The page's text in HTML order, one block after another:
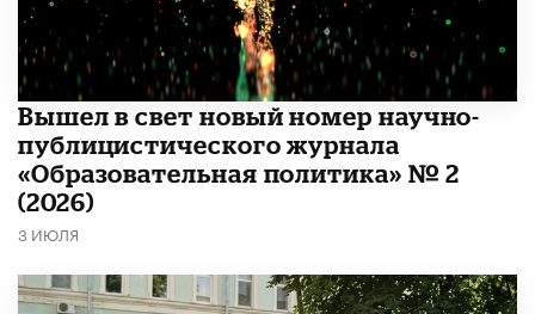
Вышел в свет новый номер научно-
публицистического журнала
«Образовательная политика» № 2
(2026)
3 ИЮЛЯ